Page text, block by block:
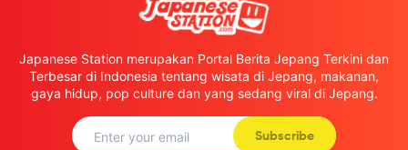
Japanese Station merupakan Portal Berita Jepang Terkini dan
Terbesar di Indonesia tentang wisata di Jepang, makanan,
gaya hidup, pop culture dan yang sedang viral di Jepang.
Subscribe